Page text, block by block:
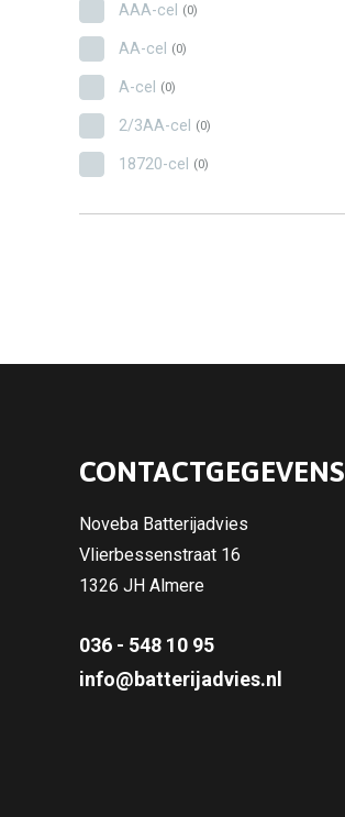
AAA-cel (0)
AA-cel (0)
A-cel (0)
2/3AA-cel (0)
18720-cel (0)
CONTACTGEGEVENS
Noveba Batterijadvies
Vlierbessenstraat 16
1326 JH Almere
036 - 548 10 95
info@batterijadvies.nl